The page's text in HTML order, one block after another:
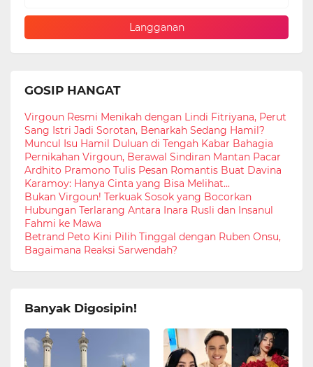
GOSIP HANGAT
Virgoun Resmi Menikah dengan Lindi Fitriyana, Perut
Sang Istri Jadi Sorotan, Benarkah Sedang Hamil?
Muncul Isu Hamil Duluan di Tengah Kabar Bahagia
Pernikahan Virgoun, Berawal Sindiran Mantan Pacar
Ardhito Pramono Tulis Pesan Romantis Buat Davina
Karamoy: Hanya Cinta yang Bisa Melihat...
Bukan Virgoun! Terkuak Sosok yang Bocorkan
Hubungan Terlarang Antara Inara Rusli dan Insanul
Fahmi ke Mawa
Betrand Peto Kini Pilih Tinggal dengan Ruben Onsu,
Bagaimana Reaksi Sarwendah?
Banyak Digosipin!